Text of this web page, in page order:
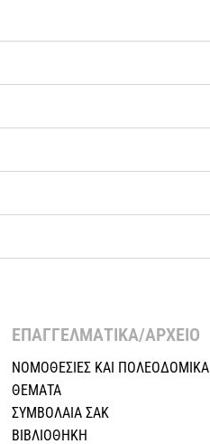
ΕΠΑΓΓΕΛΜΑΤΙΚΑ/ΑΡΧΕΙΟ ​
ΝΟΜΟΘΕΣΙΕΣ KAI ΠΟΛΕΟΔΟΜΙΚΑ
ΘΕΜΑΤΑ
ΣΥΜΒΟΛΑΙΑ ΣΑΚ
ΒΙΒΛΙΟΘΗΚΗ